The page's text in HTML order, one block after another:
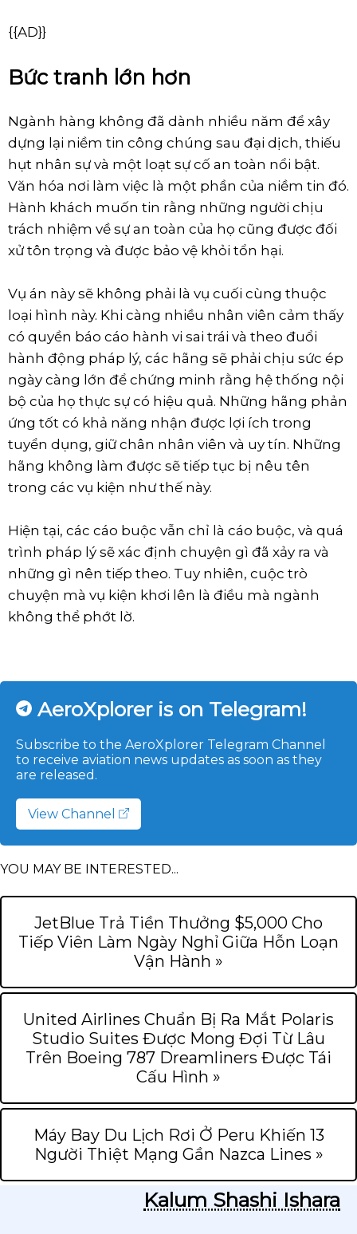
{{AD}}
Bức tranh lớn hơn
Ngành hàng không đã dành nhiều năm để xây
dựng lại niềm tin công chúng sau đại dịch, thiếu
hụt nhân sự và một loạt sự cố an toàn nổi bật.
Văn hóa nơi làm việc là một phần của niềm tin đó.
Hành khách muốn tin rằng những người chịu
trách nhiệm về sự an toàn của họ cũng được đối
xử tôn trọng và được bảo vệ khỏi tổn hại.
Vụ án này sẽ không phải là vụ cuối cùng thuộc
loại hình này. Khi càng nhiều nhân viên cảm thấy
có quyền báo cáo hành vi sai trái và theo đuổi
hành động pháp lý, các hãng sẽ phải chịu sức ép
ngày càng lớn để chứng minh rằng hệ thống nội
bộ của họ thực sự có hiệu quả. Những hãng phản
ứng tốt có khả năng nhận được lợi ích trong
tuyển dụng, giữ chân nhân viên và uy tín. Những
hãng không làm được sẽ tiếp tục bị nêu tên
trong các vụ kiện như thế này.
Hiện tại, các cáo buộc vẫn chỉ là cáo buộc, và quá
trình pháp lý sẽ xác định chuyện gì đã xảy ra và
những gì nên tiếp theo. Tuy nhiên, cuộc trò
chuyện mà vụ kiện khơi lên là điều mà ngành
không thể phớt lờ.
AeroXplorer is on Telegram!
Subscribe to the AeroXplorer Telegram Channel
to receive aviation news updates as soon as they
are released.
View Channel
YOU MAY BE INTERESTED...
JetBlue Trả Tiền Thưởng $5,000 Cho
Tiếp Viên Làm Ngày Nghỉ Giữa Hỗn Loạn
Vận Hành »
United Airlines Chuẩn Bị Ra Mắt Polaris
Studio Suites Được Mong Đợi Từ Lâu
Trên Boeing 787 Dreamliners Được Tái
Cấu Hình »
Máy Bay Du Lịch Rơi Ở Peru Khiến 13
Người Thiệt Mạng Gần Nazca Lines »
Kalum Shashi Ishara